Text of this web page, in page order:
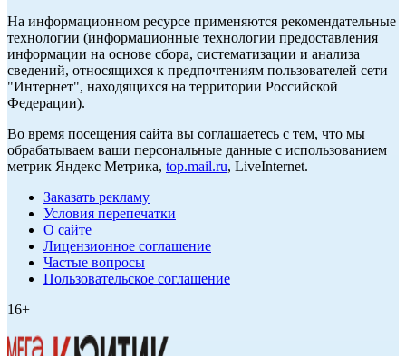
На информационном ресурсе применяются рекомендательные
технологии (информационные технологии предоставления
информации на основе сбора, систематизации и анализа
сведений, относящихся к предпочтениям пользователей сети
"Интернет", находящихся на территории Российской
Федерации).
Во время посещения сайта вы соглашаетесь с тем, что мы
обрабатываем ваши персональные данные с использованием
метрик Яндекс Метрика, top.mail.ru, LiveInternet.
Заказать рекламу
Условия перепечатки
О сайте
Лицензионное соглашение
Частые вопросы
Пользовательское соглашение
16+